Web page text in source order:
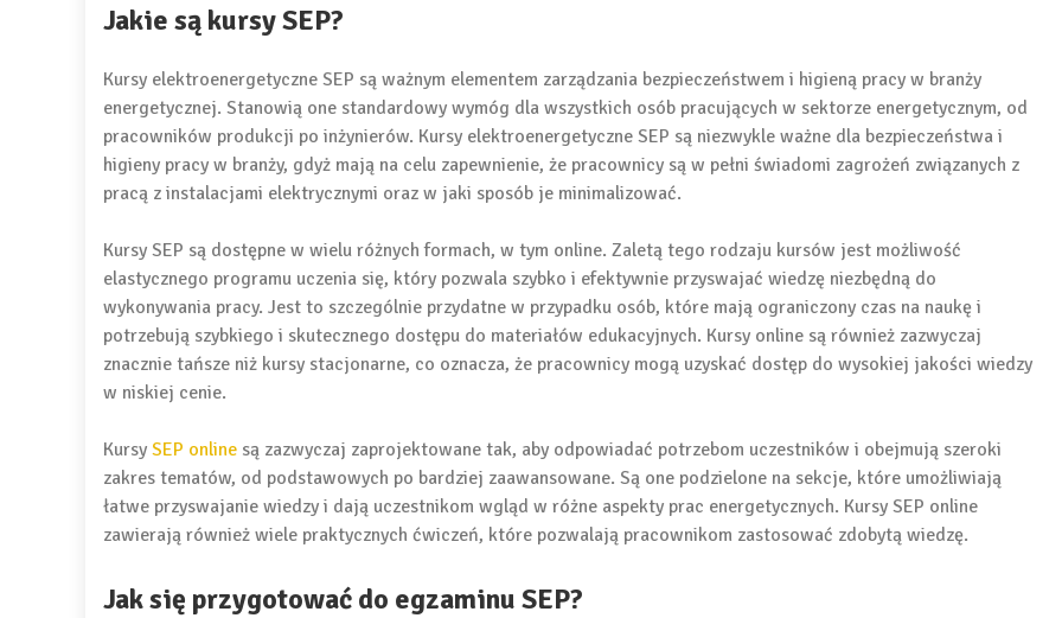
Jakie są kursy SEP?
Kursy elektroenergetyczne SEP są ważnym elementem zarządzania bezpieczeństwem i higieną pracy w branży
energetycznej. Stanowią one standardowy wymóg dla wszystkich osób pracujących w sektorze energetycznym, od
pracowników produkcji po inżynierów. Kursy elektroenergetyczne SEP są niezwykle ważne dla bezpieczeństwa i
higieny pracy w branży, gdyż mają na celu zapewnienie, że pracownicy są w pełni świadomi zagrożeń związanych z
pracą z instalacjami elektrycznymi oraz w jaki sposób je minimalizować.
Kursy SEP są dostępne w wielu różnych formach, w tym online. Zaletą tego rodzaju kursów jest możliwość
elastycznego programu uczenia się, który pozwala szybko i efektywnie przyswajać wiedzę niezbędną do
wykonywania pracy. Jest to szczególnie przydatne w przypadku osób, które mają ograniczony czas na naukę i
potrzebują szybkiego i skutecznego dostępu do materiałów edukacyjnych. Kursy online są również zazwyczaj
znacznie tańsze niż kursy stacjonarne, co oznacza, że pracownicy mogą uzyskać dostęp do wysokiej jakości wiedzy
w niskiej cenie.
Kursy SEP online są zazwyczaj zaprojektowane tak, aby odpowiadać potrzebom uczestników i obejmują szeroki
zakres tematów, od podstawowych po bardziej zaawansowane. Są one podzielone na sekcje, które umożliwiają
łatwe przyswajanie wiedzy i dają uczestnikom wgląd w różne aspekty prac energetycznych. Kursy SEP online
zawierają również wiele praktycznych ćwiczeń, które pozwalają pracownikom zastosować zdobytą wiedzę.
Jak się przygotować do egzaminu SEP?